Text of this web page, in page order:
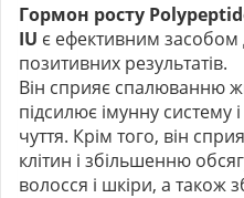
Гормон росту
IU є ефективним засобом
позитивних результатів.
Він сприяє спалюванню
підсилює імунну систему
чуття. Крім того, він
клітин і збільшенню
волосся і шкіри, а також